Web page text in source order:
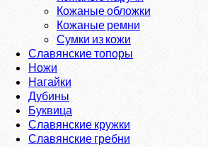
Кожаные обложки
Кожаные ремни
Сумки из кожи
Славянские топоры
Ножи
Нагайки
Дубины
Буквица
Славянские кружки
Славянские гребни